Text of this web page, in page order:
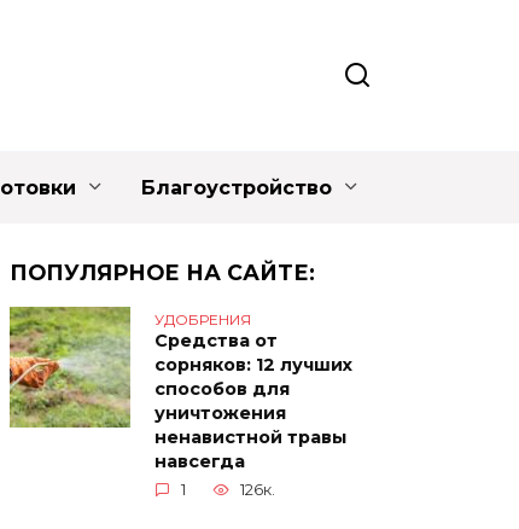
Благоустройство
ПОПУЛЯРНОЕ НА САЙТЕ:
УДОБРЕНИЯ
Средства от
сорняков: 12 лучших
способов для
уничтожения
ненавистной травы
навсегда
1 126к.